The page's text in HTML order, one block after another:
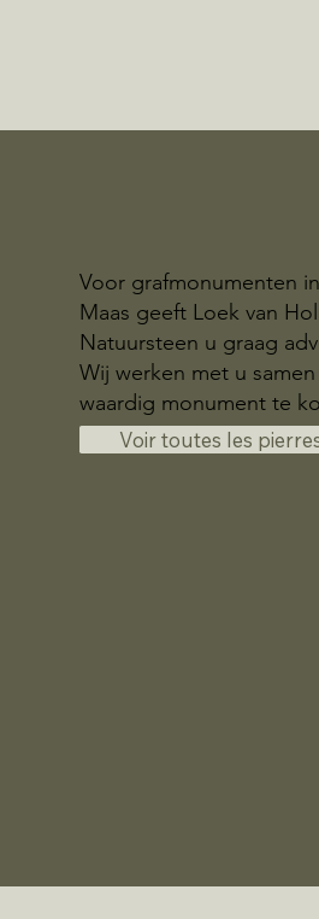
Voor grafmonumenten
Maas geeft Loek van
Natuursteen u graag
Wij werken met u
waardig monument te
Voir toutes les